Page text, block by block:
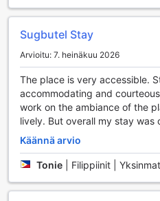
järjestelyissäsi, olipa
paikallisten nähtävyyksien
saatavilla kaikissa hotellin
perheeseesi tai suunnitella
Hotellissa on myös mukautettu
että tupakoijat voivat nauttia
Liikematkailijoille on tarjolla
tarjoaa rauhallisen ympäristön
rentoutumiseen. Luggage
voit tutustua Cebu Cityyn
Hotellista löytyy myös
josta voit hankkia tarpeellisia
Päivittäinen siivouspalvelu
Sugbutel Stay
Arvioitu: 7. heinäkuu 2026
The place is very accessible.
accommodating and
work on the ambiance of the
lively. But overall my stay was
Käännä arvio
Tonie Filippiinit |